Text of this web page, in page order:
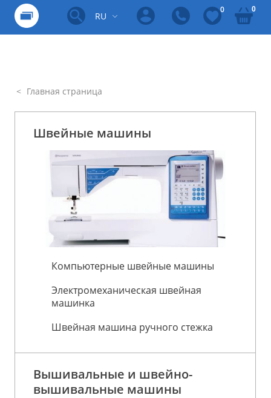
RU
0 0
Главная страница
Швейные машины
Компьютерные швейные машины
Электромеханическая швейная
машинка
Швейная машина ручного стежка
Вышивальные и швейно-
вышивальные машины